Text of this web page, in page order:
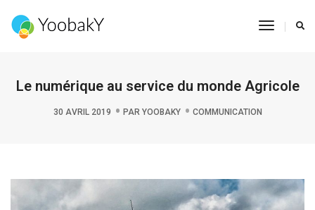
Toggle
Le numérique au service du monde Agricole
30 AVRIL 2019 PAR YOOBAKY COMMUNICATION